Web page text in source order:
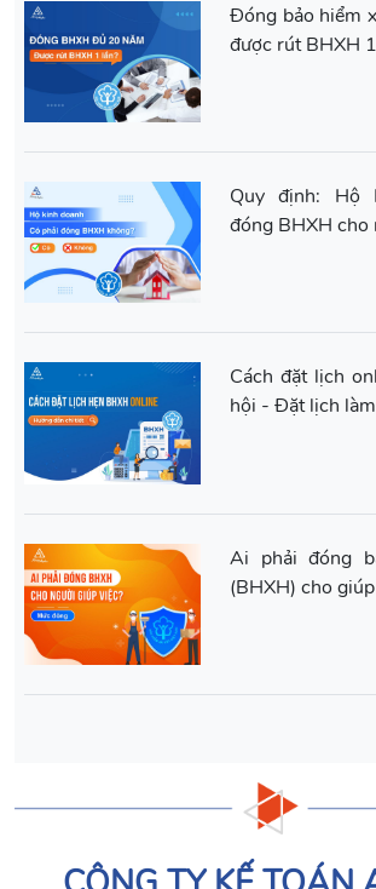
Đóng bảo hiểm
được rút BHXH
Quy định: Hộ
đóng BHXH cho
Cách đặt lịch
hội - Đặt lịch
Ai phải đóng
(BHXH) cho